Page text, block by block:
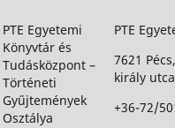
PTE Egyetemi
Könyvtár és
Tudásközpont –
Történeti
Gyűjtemények
Osztálya
PTE
7621
király
+36-72/